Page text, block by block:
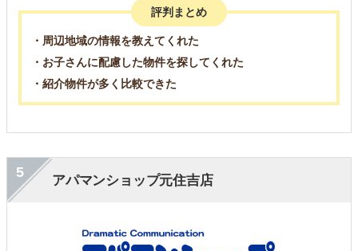
評判まとめ
・周辺地域の情報を教えてくれた
・お子さんに配慮した物件を探してくれた
・紹介物件が多く比較できた
アパマンショップ元住吉店
5